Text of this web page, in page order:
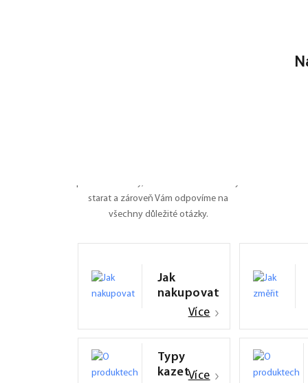
pro Vás manuály, naučíme Vás se o rolety
starat a zároveň Vám odpovíme na
všechny důležité otázky.
Jak
nakupovat
Více
Typy
kazetVíce